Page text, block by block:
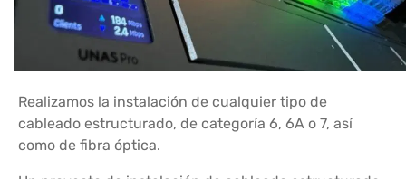
Realizamos la instalación de cualquier tipo de
cableado estructurado, de categoría 6, 6A o 7, así
como de fibra óptica.